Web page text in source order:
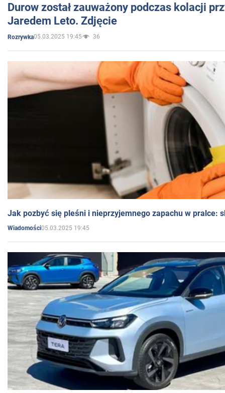
Durow został zauważony podczas kolacji
Jaredem Leto. Zdjęcie
Rozrywka05.03.2025 19:45 36
Jak pozbyć się pleśni i nieprzyjemnego zapachu w pralce:
Wiadomości05.03.2025 19:45